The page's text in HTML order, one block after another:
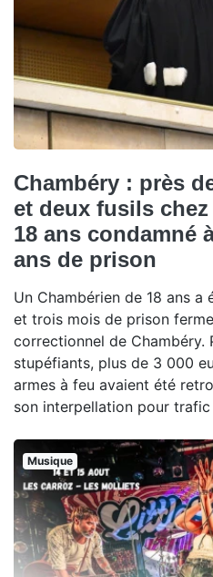
Chambéry : près
et deux fusils
18 ans condamné
ans de prison
Un Chambérien de 18 ans a
et trois mois de prison
correctionnel de Chambéry.
stupéfiants, plus de 3 000
armes à feu avaient été
son interpellation pour
Musique